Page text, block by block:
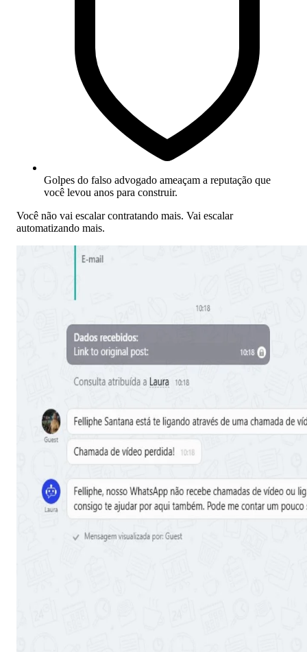
Golpes do falso advogado ameaçam a reputação que
você levou anos para construir.
Você não vai escalar contratando mais. Vai escalar
automatizando mais.